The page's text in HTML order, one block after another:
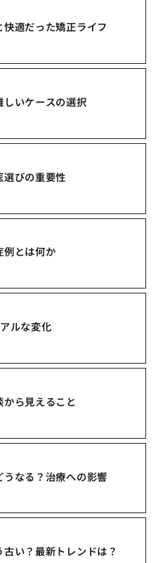
適だった矯正ライフ
いケースの選択
びの重要性
例とは何か
ルな変化
ら見えること
なる？治療への影響
い？最新トレンドは？